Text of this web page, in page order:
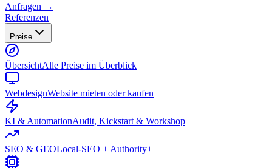
Anfragen →
Referenzen
Preise
ÜbersichtAlle Preise im Überblick
WebdesignWebsite mieten oder kaufen
KI & AutomationAudit, Kickstart & Workshop
SEO & GEOLocal-SEO + Authority+